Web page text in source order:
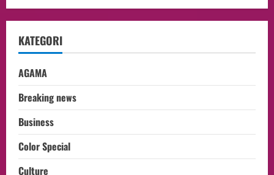
KATEGORI
AGAMA
Breaking news
Business
Color Special
Culture